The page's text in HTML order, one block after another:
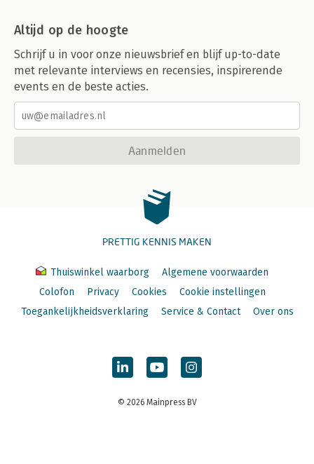
Altijd op de hoogte
Schrijf u in voor onze nieuwsbrief en blijf up-to-date
met relevante interviews en recensies, inspirerende
events en de beste acties.
Aanmelden
PRETTIG KENNIS MAKEN
Thuiswinkel waarborg
Algemene voorwaarden
Colofon
Privacy Cookies
Cookie instellingen
Toegankelijkheidsverklaring
Service & Contact Over ons
© 2026 Mainpress BV